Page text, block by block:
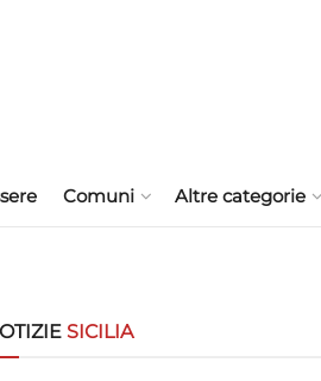
Comuni Altre categorie
SICILIA